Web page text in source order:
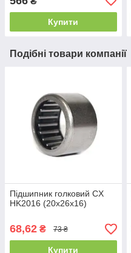
Купити
Подібні товари компанії
Підшипник голковий CX
HK2016 (20x26x16)
68,62 ₴ 73 ₴
Купити